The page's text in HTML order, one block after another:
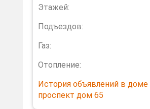
Этажей:
Подъездов:
Газ:
Отопление:
История объявлений в доме
проспект дом 65